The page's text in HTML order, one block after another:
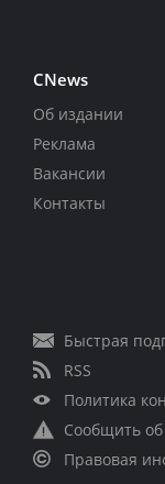
CNews
Об издании
Реклама
Вакансии
Контакты
Быстрая
RSS
Политика
Сообщить
Правовая